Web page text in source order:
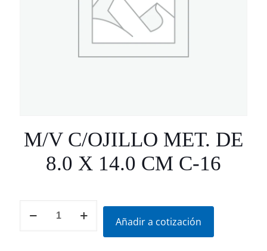
M/V C/OJILLO MET. DE
8.0 X 14.0 CM C-16
C/OJILLO
Añadir a cotización